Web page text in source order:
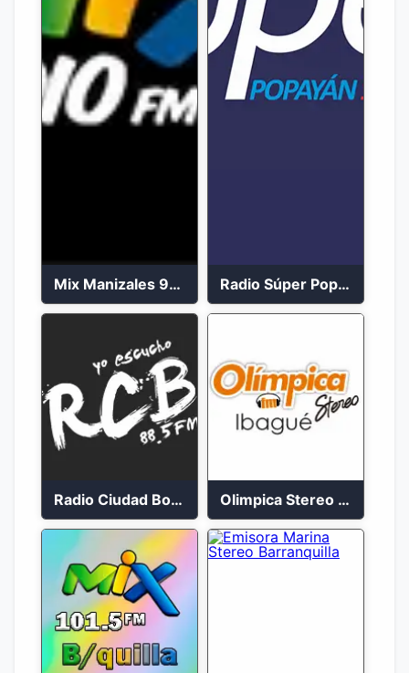
Mix Manizales 95.1 FM en Vivo Radio Súper Popayán en vivo 2023
Radio Ciudad Bolívar 88.5 FM Olimpica Stereo Ibagué 94.3 FM